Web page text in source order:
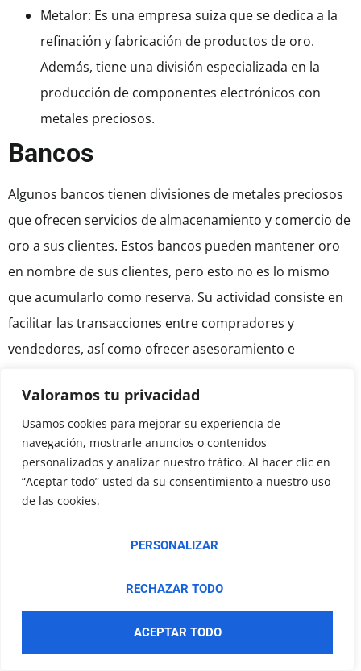
Valoramos tu privacidad
Usamos cookies para mejorar su experiencia de
navegación, mostrarle anuncios o contenidos
personalizados y analizar nuestro tráfico. Al hacer clic en
“Aceptar todo” usted da su consentimiento a nuestro uso
de las cookies.
PERSONALIZAR
RECHAZAR TODO
ACEPTAR TODO
Metalor: Es una empresa suiza que se dedica a la
refinación y fabricación de productos de oro.
Además, tiene una división especializada en la
producción de componentes electrónicos con
metales preciosos.
Bancos
Algunos bancos tienen divisiones de metales preciosos
que ofrecen servicios de almacenamiento y comercio de
oro a sus clientes. Estos bancos pueden mantener oro
en nombre de sus clientes, pero esto no es lo mismo
que acumularlo como reserva. Su actividad consiste en
facilitar las transacciones entre compradores y
vendedores, así como ofrecer asesoramiento e
Algunos ejemplos de bancos que ofrecen servicios
relacionados con el oro son:
HSBC: Es uno de los principales bancos del mundo
el custodio oficial del oro del Fondo Monetario
Internacional (FMI) y del Banco Central Europeo
(BCE).
JPMorgan Chase: Es otro de los principales bancos
del mundo y tiene una división global de metales